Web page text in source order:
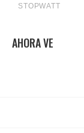
AHORA VE